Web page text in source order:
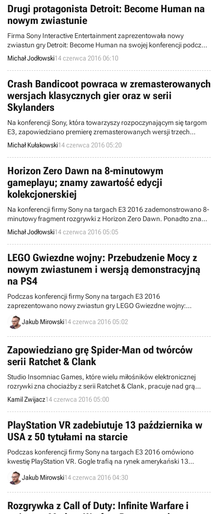
Drugi protagonista Detroit: Become Human na
nowym zwiastunie
Firma Sony Interactive Entertainment zaprezentowała nowy
zwiastun gry Detroit: Become Human na swojej konferencji podczas
targów E3 w Los Angeles. Pokazuje on drugiego grywalnego
protagonistę.
Michał Jodłowski14 czerwca 2016 06:10
Crash Bandicoot powraca w zremasterowanych
wersjach klasycznych gier oraz w serii
Skylanders
Na konferencji Sony, która towarzyszy rozpoczynającym się targom
E3, zapowiedziano premierę zremasterowanych wersji trzech
pierwszych odsłon serii Crash Bandicoot. Lubiana maskotka
powróci również jako grywalna postać w serii Skylanders.
Michał Kułakowski14 czerwca 2016 05:20
Horizon Zero Dawn na 8-minutowym
gameplayu; znamy zawartość edycji
kolekcjonerskiej
Na konferencji firmy Sony na targach E3 2016 zademonstrowano 8-
minutowy fragment rozgrywki z Horizon Zero Dawn. Ponadto znane
są bonusy dla zamówień przedpremierowych, a także zawartość
poszczególnych edycji (w tym kolekcjonerskich).
Michał Jodłowski14 czerwca 2016 05:05
LEGO Gwiezdne wojny: Przebudzenie Mocy z
nowym zwiastunem i wersją demonstracyjną
na PS4
Podczas konferencji firmy Sony na targach E3 2016
zaprezentowano nowy zwiastun gry LEGO Gwiezdne wojny:
Przebudzenie Mocy. Dla posiadaczy konsoli PlayStation 4
udostępniono również wersję demonstracyjną tej produkcji.
Jakub Mirowski14 czerwca 2016 05:02
Zapowiedziano grę Spider-Man od twórców
serii Ratchet & Clank
Studio Insomniac Games, które wielu miłośników elektronicznej
rozrywki zna chociażby z serii Ratchet & Clank, pracuje nad grą
Spider-Man przeznaczoną na konsolę PlayStation 4. Na konferencji
firmy Sony zaprezentowano jej pierwszy zwiastun.
Kamil Zwijacz14 czerwca 2016 05:00
PlayStation VR zadebiutuje 13 października w
USA z 50 tytułami na starcie
Podczas konferencji firmy Sony na targach E3 2016 omówiono
kwestię PlayStation VR. Gogle trafią na rynek amerykański 13
października i będą kosztować 399 dolarów. W momencie premiery
z urządzenia ma korzystać 50 gier, w tym zapowiedziane właśnie
Jakub Mirowski14 czerwca 2016 04:30
Rozgrywka z Call of Duty: Infinite Warfare i